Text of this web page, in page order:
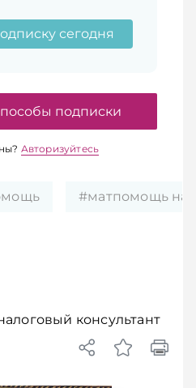
сегодня
подписки
Авторизуйтесь
#матпомощь на
консультант